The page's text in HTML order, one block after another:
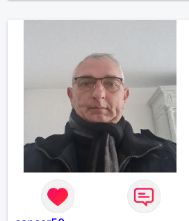
souhaite rencontrer une
ensemble et se soutenir
mutuellement pour devenir le
meilleur de soi-même et
rayonner l'amour. Je vis
actuellement dans le Lot mais je
compte m'installer à nouveau à
l'ile de la Réunion avant la fin
2026. Pierre